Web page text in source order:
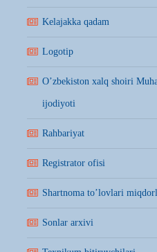
Kelajakka qadam
Logotip
O’zbekiston xalq shoiri
ijodiyoti
Rahbariyat
Registrator ofisi
Shartnoma to’lovlari
Sonlar arxivi